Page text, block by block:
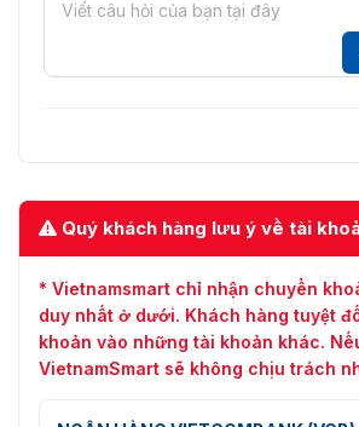
Quý khách hàng lưu ý về tài
* Vietnamsmart chỉ nhận chuyển
duy nhất ở dưới. Khách hàng tuyệt
khoản vào những tài khoản khác.
VietnamSmart sẽ không chịu trách